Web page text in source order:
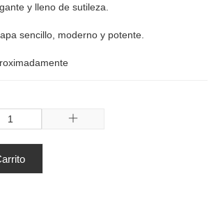
y lleno de sutileza.
sencillo, moderno y potente.